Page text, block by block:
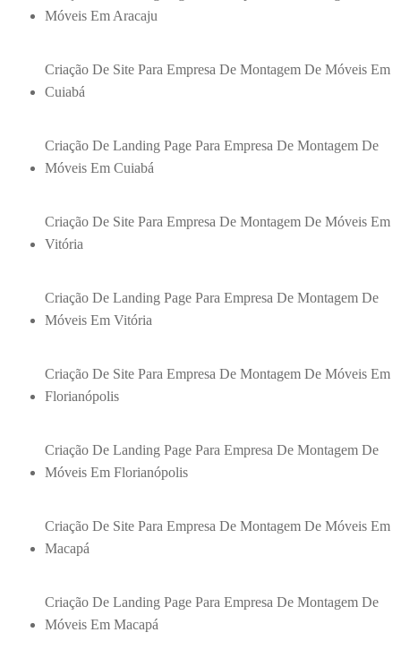
Móveis Em Aracaju
Criação De Site Para Empresa De Montagem De Móveis Em
Cuiabá
Criação De Landing Page Para Empresa De Montagem De
Móveis Em Cuiabá
Criação De Site Para Empresa De Montagem De Móveis Em
Vitória
Criação De Landing Page Para Empresa De Montagem De
Móveis Em Vitória
Criação De Site Para Empresa De Montagem De Móveis Em
Florianópolis
Criação De Landing Page Para Empresa De Montagem De
Móveis Em Florianópolis
Criação De Site Para Empresa De Montagem De Móveis Em
Macapá
Criação De Landing Page Para Empresa De Montagem De
Móveis Em Macapá